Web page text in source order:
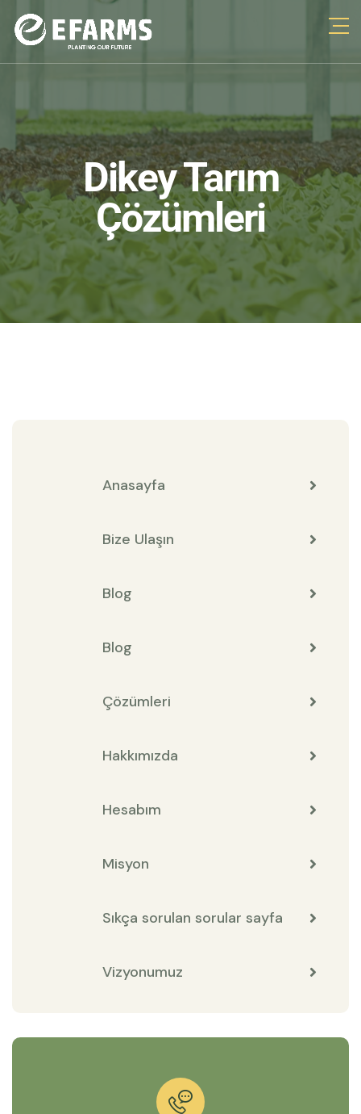
Dikey Tarım
Çözümleri
Anasayfa
Bize Ulaşın
Blog
Blog
Çözümleri
Hakkımızda
Hesabım
Misyon
Sıkça sorulan sorular sayfa
Vizyonumuz